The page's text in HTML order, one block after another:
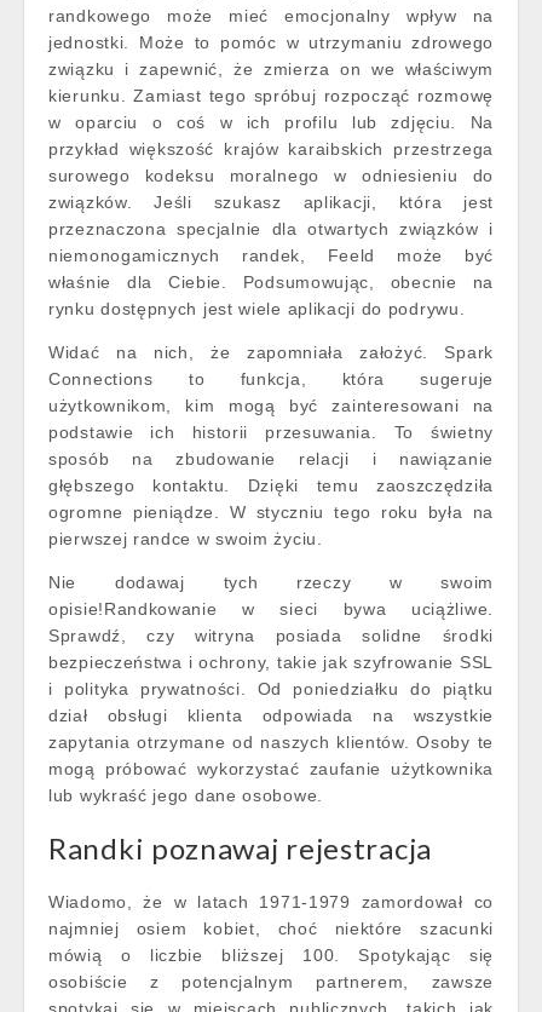
randkowego może mieć emocjonalny wpływ na
jednostki. Może to pomóc w utrzymaniu zdrowego
związku i zapewnić, że zmierza on we właściwym
kierunku. Zamiast tego spróbuj rozpocząć rozmowę
w oparciu o coś w ich profilu lub zdjęciu. Na
przykład większość krajów karaibskich przestrzega
surowego kodeksu moralnego w odniesieniu do
związków. Jeśli szukasz aplikacji, która jest
przeznaczona specjalnie dla otwartych związków i
niemonogamicznych randek, Feeld może być
właśnie dla Ciebie. Podsumowując, obecnie na
rynku dostępnych jest wiele aplikacji do podrywu.
Widać na nich, że zapomniała założyć. Spark
Connections to funkcja, która sugeruje
użytkownikom, kim mogą być zainteresowani na
podstawie ich historii przesuwania. To świetny
sposób na zbudowanie relacji i nawiązanie
głębszego kontaktu. Dzięki temu zaoszczędziła
ogromne pieniądze. W styczniu tego roku była na
pierwszej randce w swoim życiu.
Nie dodawaj tych rzeczy w swoim
opisie!Randkowanie w sieci bywa uciążliwe.
Sprawdź, czy witryna posiada solidne środki
bezpieczeństwa i ochrony, takie jak szyfrowanie SSL
i polityka prywatności. Od poniedziałku do piątku
dział obsługi klienta odpowiada na wszystkie
zapytania otrzymane od naszych klientów. Osoby te
mogą próbować wykorzystać zaufanie użytkownika
lub wykraść jego dane osobowe.
Randki poznawaj rejestracja
Wiadomo, że w latach 1971-1979 zamordował co
najmniej osiem kobiet, choć niektóre szacunki
mówią o liczbie bliższej 100. Spotykając się
osobiście z potencjalnym partnerem, zawsze